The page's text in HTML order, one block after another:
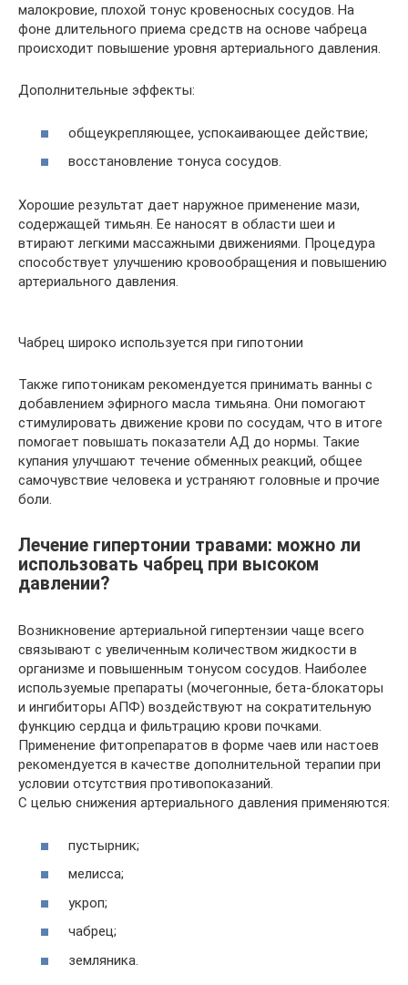
малокровие, плохой тонус кровеносных сосудов. На
фоне длительного приема средств на основе чабреца
происходит повышение уровня артериального давления.
Дополнительные эффекты:
общеукрепляющее, успокаивающее действие;
восстановление тонуса сосудов.
Хорошие результат дает наружное применение мази,
содержащей тимьян. Ее наносят в области шеи и
втирают легкими массажными движениями. Процедура
способствует улучшению кровообращения и повышению
артериального давления.
Чабрец широко используется при гипотонии
Также гипотоникам рекомендуется принимать ванны с
добавлением эфирного масла тимьяна. Они помогают
стимулировать движение крови по сосудам, что в итоге
помогает повышать показатели АД до нормы. Такие
купания улучшают течение обменных реакций, общее
самочувствие человека и устраняют головные и прочие
боли.
Лечение гипертонии травами: можно ли
использовать чабрец при высоком
давлении?
Возникновение артериальной гипертензии чаще всего
связывают с увеличенным количеством жидкости в
организме и повышенным тонусом сосудов. Наиболее
используемые препараты (мочегонные, бета-блокаторы
и ингибиторы АПФ) воздействуют на сократительную
функцию сердца и фильтрацию крови почками.
Применение фитопрепаратов в форме чаев или настоев
рекомендуется в качестве дополнительной терапии при
условии отсутствия противопоказаний.
С целью снижения артериального давления применяются:
пустырник;
мелисса;
укроп;
чабрец;
земляника.